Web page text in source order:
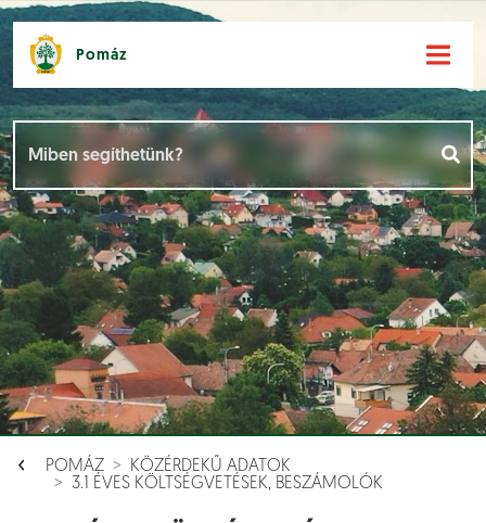
Pomáz
POMÁZ
KÖZÉRDEKŰ ADATOK
3.1 ÉVES KÖLTSÉGVETÉSEK, BESZÁMOLÓK
Események []
Dokumentumok [ ]
Aloldalak []